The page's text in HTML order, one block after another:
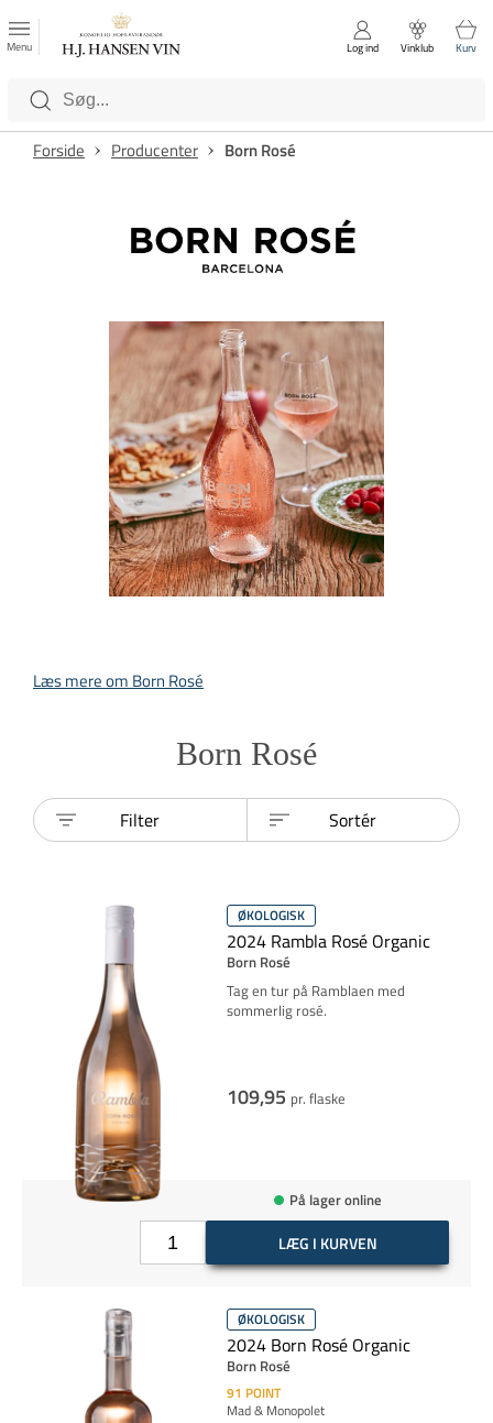
Luk
Kategorier
Menu Log ind Vinklub Kurv
Forside Producenter Born Rosé
Læs mere om Born Rosé
Born Rosé
Filter Sortér
ØKOLOGISK
2024 Rambla Rosé Organic
Born Rosé
Tag en tur på Ramblaen med
sommerlig rosé.
109,95 pr. flaske
På lager online
LÆG I KURVEN
ØKOLOGISK
2024 Born Rosé Organic
Born Rosé
91 POINT
Mad & Monopolet